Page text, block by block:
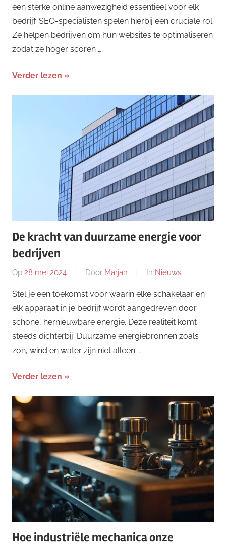
een sterke online aanwezigheid essentieel voor elk
bedrijf. SEO-specialisten spelen hierbij een cruciale rol.
Ze helpen bedrijven om hun websites te optimaliseren
zodat ze hoger scoren …
Verder lezen
De kracht van duurzame energie voor
bedrijven
Op 28 mei 2024 Door Marjan In Nieuws
Stel je een toekomst voor waarin elke schakelaar en
elk apparaat in je bedrijf wordt aangedreven door
schone, hernieuwbare energie. Deze realiteit komt
steeds dichterbij. Duurzame energiebronnen zoals
zon, wind en water zijn niet alleen …
Verder lezen
Hoe industriële mechanica onze